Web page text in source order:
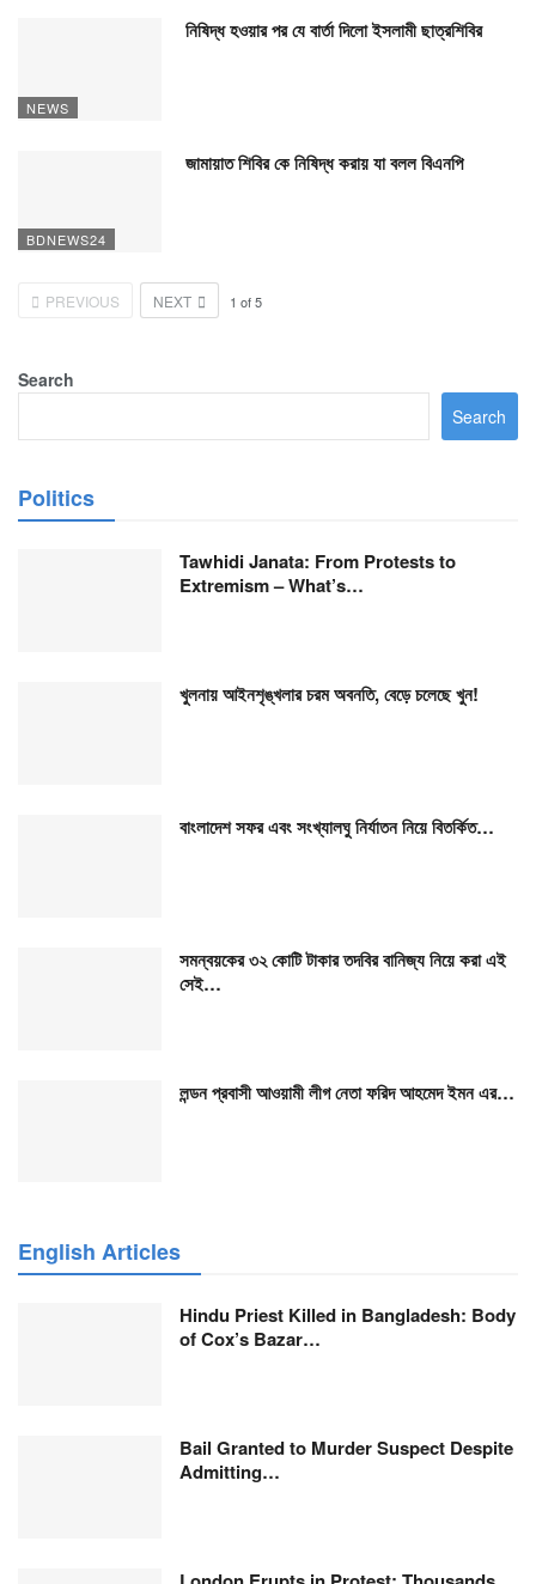
NEWS
নিষিদ্ধ হওয়ার পর যে বার্তা দিলো ইসলামী ছাত্রশিবির
BDNEWS24
জামায়াত শিবির কে নিষিদ্ধ করায় যা বলল বিএনপি
PREVIOUS NEXT 1 of5
Search
Search
Politics
Tawhidi Janata: From Protests to
Extremism – What’s…
খুলনায় আইনশৃঙ্খলার চরম অবনতি, বেড়ে চলেছে খুন!
বাংলাদেশ সফর এবং সংখ্যালঘু নির্যাতন নিয়ে বিতর্কিত…
সমন্বয়কের ৩২ কোটি টাকার তদবির বানিজ্য নিয়ে করা এই
সেই…
লন্ডন প্রবাসী আওয়ামী লীগ নেতা ফরিদ আহমেদ ইমন এর…
English Articles
Hindu Priest Killed in Bangladesh: Body
of Cox’s Bazar…
Bail Granted to Murder Suspect Despite
Admitting…